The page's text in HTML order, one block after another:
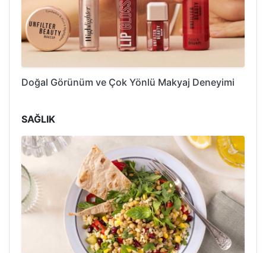
Doğal Görünüm ve Çok Yönlü Makyaj Deneyimi
SAĞLIK